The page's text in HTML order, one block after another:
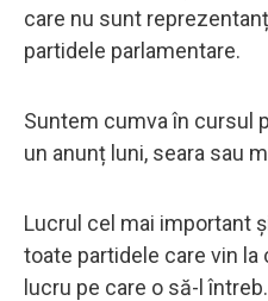
care nu sunt
partidele parlamentare.
Suntem cumva în cursul
un anunț luni, seara sau
Lucrul cel mai important
toate partidele care vin
lucru pe care o să-l